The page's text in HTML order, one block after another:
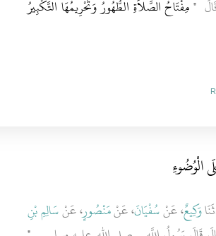
"‏ مِفْتَاحُ الصَّلاَةِ الطُّهُورُ وَتَحْرِيمُهَا التَّكْبِيرُ
الْوُضُوءِ
وَكِيعٌ، عَنْسُفْيَانَ، عَنْمَنْصُورٍ، عَنْسَالِمِ بْنِ